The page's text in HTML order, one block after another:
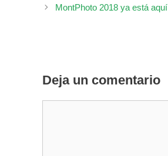
MontPhoto 2018 ya está aquí
Deja un comentario